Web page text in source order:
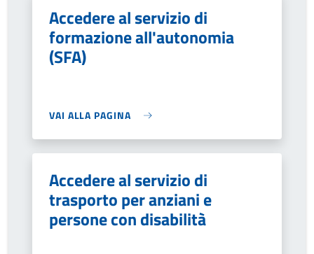
Accedere al servizio di
formazione all'autonomia
(SFA)
VAI ALLA PAGINA
Accedere al servizio di
trasporto per anziani e
persone con disabilità